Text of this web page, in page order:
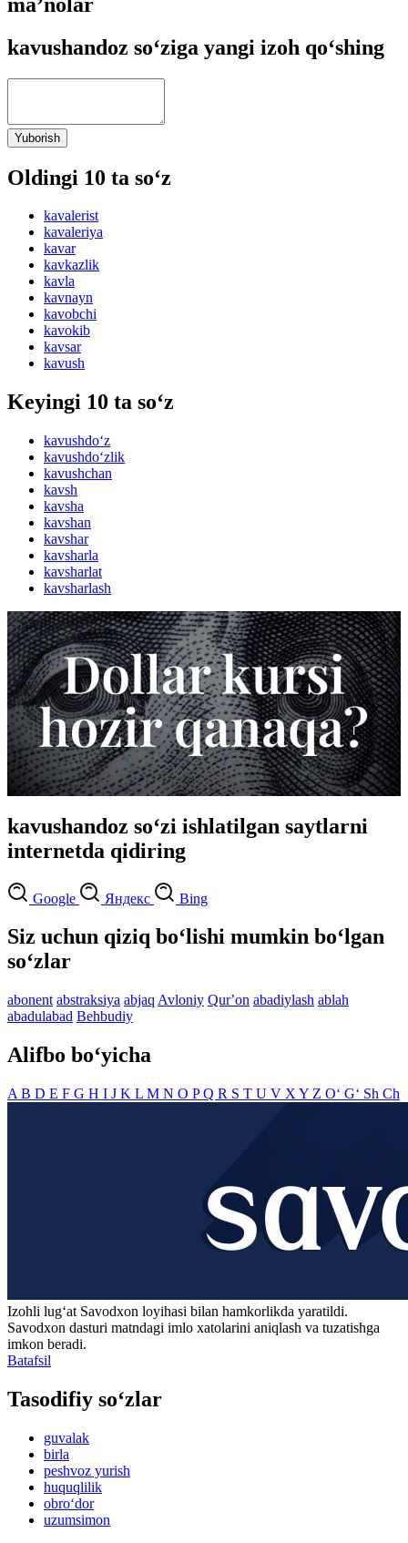
kavushandoz so‘ziga yangi izoh qo‘shing
Yuborish
Oldingi 10 ta so‘z
kavalerist
kavaleriya
kavar
kavkazlik
kavla
kavnayn
kavobchi
kavokib
kavsar
kavush
Keyingi 10 ta so‘z
kavushdo‘z
kavushdo‘zlik
kavushchan
kavsh
kavsha
kavshan
kavshar
kavsharla
kavsharlat
kavsharlash
kavushandoz so‘zi ishlatilgan saytlarni
internetda qidiring
Google Яндекс Bing
Siz uchun qiziq bo‘lishi mumkin bo‘lgan
so‘zlar
abonent abstraksiya abjaq Avloniy Qurʼon abadiylash ablah
abadulabad Behbudiy
Alifbo bo‘yicha
A B D E F G H I J K L M N O PQ R S T U V X Y Z O‘ G‘ Sh Ch
Izohli lugʻat Savodxon loyihasi bilan hamkorlikda yaratildi.
Savodxon dasturi matndagi imlo xatolarini aniqlash va tuzatishga
imkon beradi.
Batafsil
Tasodifiy so‘zlar
guvalak
birla
peshvoz yurish
huquqlilik
obro‘dor
uzumsimon